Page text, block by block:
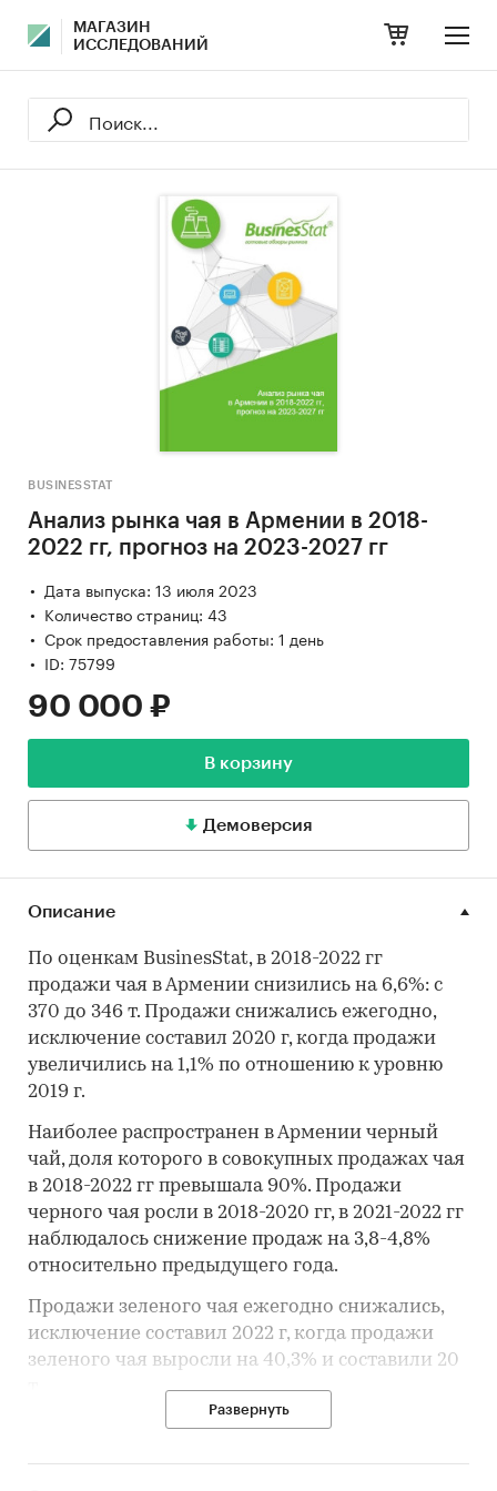
МАГАЗИН
ИССЛЕДОВАНИЙ
BUSINESSTAT
Анализ рынка чая в Армении в 2018-
2022 гг, прогноз на 2023-2027 гг
Дата выпуска: 13 июля 2023
Количество страниц: 43
Срок предоставления работы: 1 день
ID: 75799
90 000 ₽
В корзину
Демоверсия
Описание
По оценкам BusinesStat, в 2018-2022 гг
продажи чая в Армении снизились на 6,6%: с
370 до 346 т. Продажи снижались ежегодно,
исключение составил 2020 г, когда продажи
увеличились на 1,1% по отношению к уровню
2019 г.
Наиболее распространен в Армении черный
чай, доля которого в совокупных продажах чая
в 2018-2022 гг превышала 90%. Продажи
черного чая росли в 2018-2020 гг, в 2021-2022 гг
наблюдалось снижение продаж на 3,8-4,8%
относительно предыдущего года.
Продажи зеленого чая ежегодно снижались,
исключение составил 2022 г, когда продажи
зеленого чая выросли на 40,3% и составили 20
Чай – не самый популярный напиток в
Развернуть